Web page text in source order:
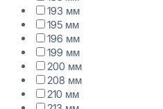
193 мм
195 мм
196 мм
199 мм
200 мм
208 мм
210 мм